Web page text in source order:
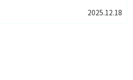
2025.12.18